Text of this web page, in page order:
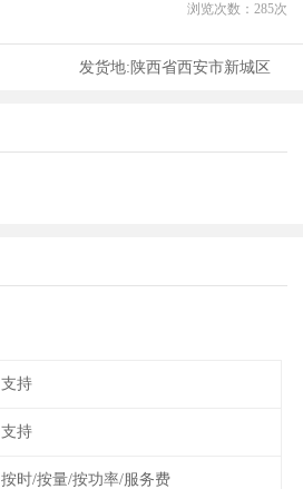
浏览次数： 285次
发货地:陕西省西安市新城区
支持
支持
按时/按量/按功率/服务费